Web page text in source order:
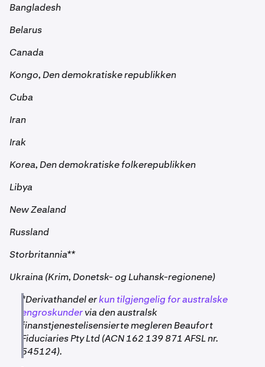
Bangladesh
Belarus
Canada
Kongo, Den demokratiske republikken
Cuba
Iran
Irak
Korea, Den demokratiske folkerepublikken
Libya
New Zealand
Russland
Storbritannia**
Ukraina (Krim, Donetsk- og Luhansk-regionene)
*Derivathandel erkun tilgjengelig for australske
engroskundervia den australsk
finanstjenestelisensierte megleren Beaufort
Fiduciaries Pty Ltd (ACN 162 139 871 AFSL nr.
545124).